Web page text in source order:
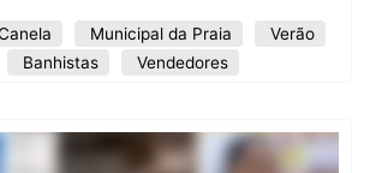
Municipal da Praia
Verão
Banhistas Vendedores